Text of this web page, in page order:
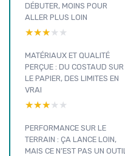
DÉBUTER, MOINS POUR
ALLER PLUS LOIN
★★★★★
★★★★★
MATÉRIAUX ET QUALITÉ
PERÇUE : DU COSTAUD SUR
LE PAPIER, DES LIMITES EN
VRAI
★★★★★
★★★★★
PERFORMANCE SUR LE
TERRAIN : ÇA LANCE LOIN,
MAIS CE N’EST PAS UN OUTIL